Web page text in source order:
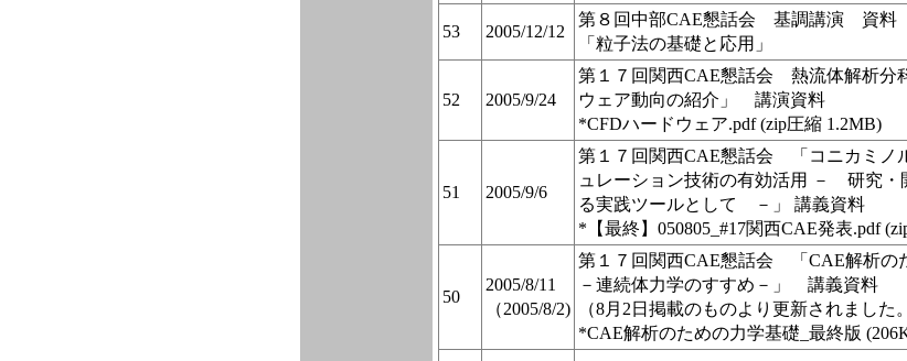
53 2005/12/12
第８回中部CAE懇話会 基調講演 資料
「粒子法の基礎と応用」
52 2005/9/24
第１７回関西CAE懇話会 熱流体解析分
ウェア動向の紹介」 講演資料
*CFDハードウェア.pdf (zip圧縮 1.2MB)
51 2005/9/6
第１７回関西CAE懇話会 「コニカミノ
ュレーション技術の有効活用 － 研究・
る実践ツールとして －」 講義資料
*【最終】050805_#17関西CAE発表.pdf
50
2005/8/11
（2005/8/2)
第１７回関西CAE懇話会 「CAE解析の
－連続体力学のすすめ－」 講義資料
（8月2日掲載のものより更新されました
*CAE解析のための力学基礎_最終版